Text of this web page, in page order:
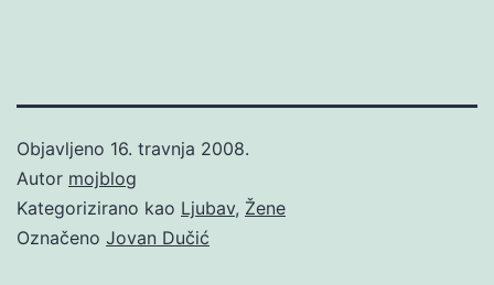
Objavljeno 16. travnja 2008.
Autor mojblog
Kategorizirano kao Ljubav, Žene
Označeno Jovan Dučić